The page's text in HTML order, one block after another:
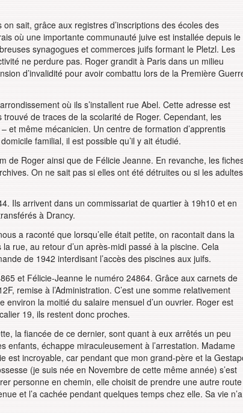
sait, grâce aux registres d’inscriptions des écoles des
où une importante communauté juive est installée depuis le
synagogues et commerces juifs formant le Pletzl. Les
ne perdure pas. Roger grandit à Paris dans un milieu
d’invalidité pour avoir combattu lors de la Première
où ils s’installent rue Abel. Cette adresse est
de traces de la scolarité de Roger. Cependant, les
et même mécanicien. Un centre de formation d’apprentis
familial, il est possible qu’il y ait étudié.
de Roger ainsi que de Félicie Jeanne. En revanche, les
On ne sait pas si elles ont été détruites ou si les adultes
Ils arrivent dans un commissariat de quartier à 19h10 et en
à Drancy.
a raconté que lorsqu’elle était petite, on racontait dans la
rue, au retour d’un après-midi passé à la piscine. Cela
de 1942 interdisant l’accès des piscines aux juifs.
et Félicie-Jeanne le numéro 24864. Grâce aux carnets de
remise à l’Administration. C’est une somme relativement
la moitié du salaire mensuel d’un ouvrier. Roger est
19, ils restent donc proches.
la fiancée de ce dernier, sont quant à eux arrêtés un peu
enfants, échappe miraculeusement à l’arrestation. Madame
est incroyable, car pendant que mon grand-père et la
(je suis née en Novembre de cette même année) s’est
personne en chemin, elle choisit de prendre une autre route
et l’a cachée pendant quelques temps chez elle. Sa vie n’a